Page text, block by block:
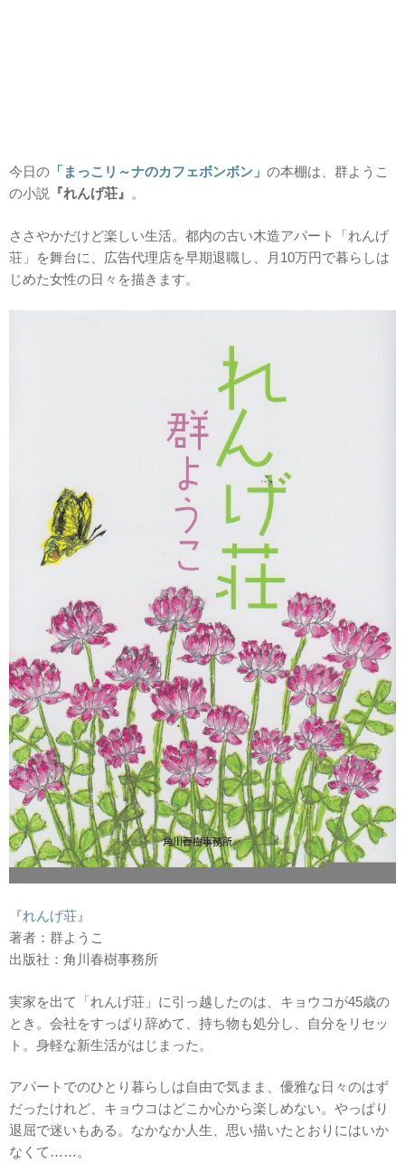
今日の 「まっこリ～ナのカフェボンボン」 の本棚は、群ようこ
の小説
『れんげ荘』 。
ささやかだけど楽しい生活。都内の古い木造アパート「れんげ
荘」を舞台に、広告代理店を早期退職し、月10万円で暮らしは
じめた女性の日々を描きます。
『れんげ荘 』
著者：群ようこ
出版社：角川春樹事務所
実家を出て「れんげ荘」に引っ越したのは、キョウコが45歳の
とき。会社をすっぱり辞めて、持ち物も処分し、自分をリセッ
ト。身軽な新生活がはじまった。
アパートでのひとり暮らしは自由で気まま、優雅な日々のはず
だったけれど、キョウコはどこか心から楽しめない。やっぱり
退屈で迷いもある。なかなか人生、思い描いたとおりにはいか
なくて……。